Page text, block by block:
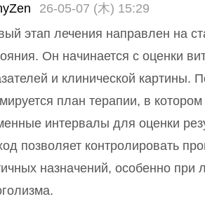
26-05-07 (木) 15:29
этап лечения направлен на
Он начинается с оценки
и клинической картины.
план терапии, в
интервалы для оценки
позволяет контролировать
назначений, особенно при